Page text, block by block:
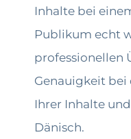
Inhalte bei
Publikum echt
professionellen
Genauigkeit bei
Ihrer Inhalte
Dänisch.